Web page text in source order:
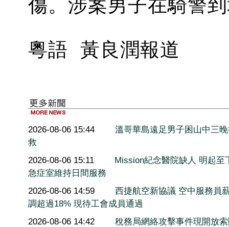
傷。涉案男子在騎警
粵語 黃良潤報道
2026-08-06 15:44
溫哥華島遠足男子困山中三
救
2026-08-06 15:11
Mission紀念醫院缺人 明起至
急症室維持日間服務
2026-08-06 14:59
西捷航空新協議 空中服務員
調超過18% 現待工會成員通過
2026-08-06 14:42
稅務局網絡攻擊事件現開放